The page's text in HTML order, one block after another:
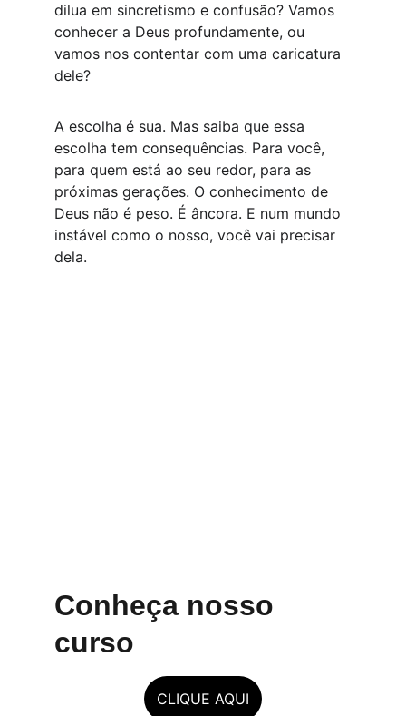
dilua em sincretismo e confusão? Vamos
conhecer a Deus profundamente, ou
vamos nos contentar com uma caricatura
dele?
A escolha é sua. Mas saiba que essa
escolha tem consequências. Para você,
para quem está ao seu redor, para as
próximas gerações. O conhecimento de
Deus não é peso. É âncora. E num mundo
instável como o nosso, você vai precisar
dela.
Conheça nosso
curso
CLIQUE AQUI